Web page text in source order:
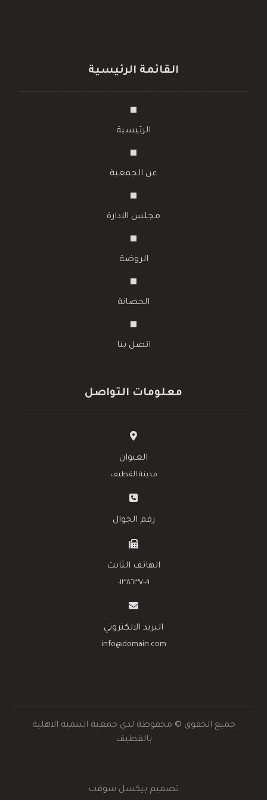
القائمة الرئيسية
الرئيسية
عن الجمعية
مجلس الادارة
الروضة
الحضانة
اتصل بنا
معلومات التواصل
العنوان
مدينة القطيف
رقم الجوال
الهاتف الثابت
٠١٣٨٦٣٧٠٠٩
البريد الالكتروني
info@domain.com
جميع الحقوق © محفوظة لدي جمعية التنمية الاهلية
بالقطيف
تصميم بيكسل سوفت